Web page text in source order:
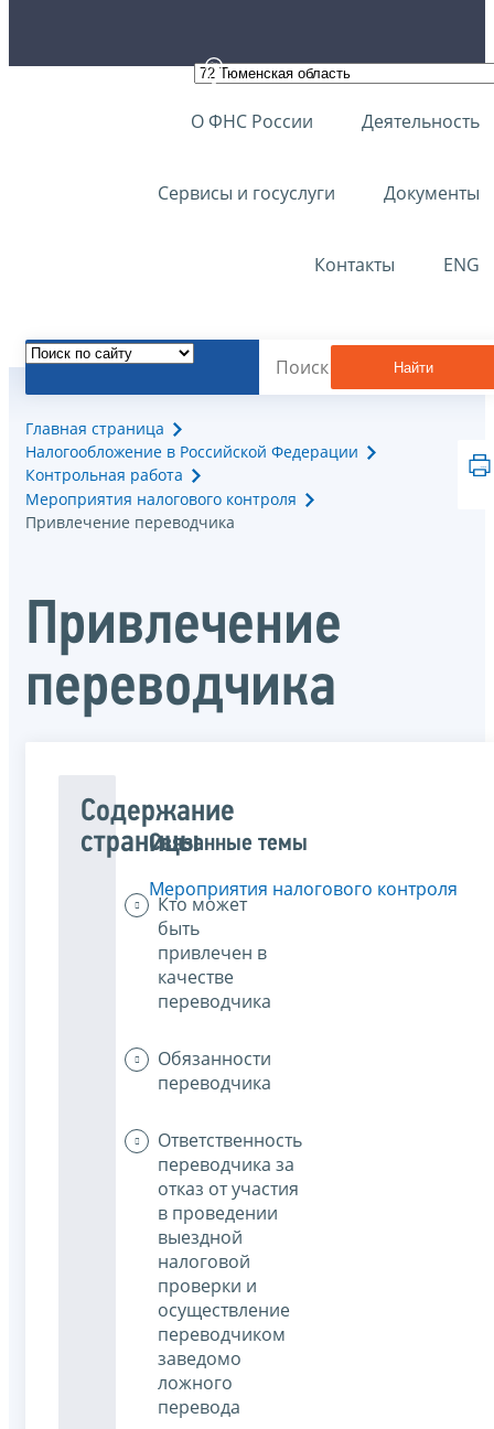
О ФНС России Деятельность
Сервисы и госуслуги Документы
Контакты ENG
Найти
Главная страница
Налогообложение в Российской Федерации
Контрольная работа
Мероприятия налогового контроля
Привлечение переводчика
Привлечение
переводчика
Содержание
страницы
Кто может
быть
привлечен в
качестве
переводчика
Обязанности
переводчика
Ответственность
переводчика за
отказ от участия
в проведении
выездной
налоговой
проверки и
осуществление
переводчиком
заведомо
ложного
перевода
Связанные темы
Мероприятия налогового контроля